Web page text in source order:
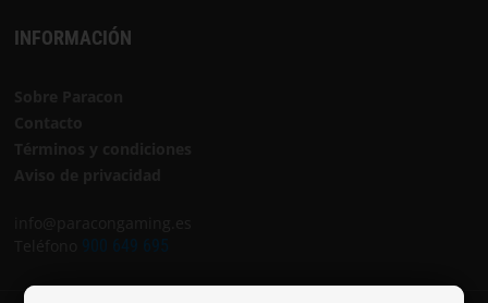
INFORMACIÓN
900 649 695